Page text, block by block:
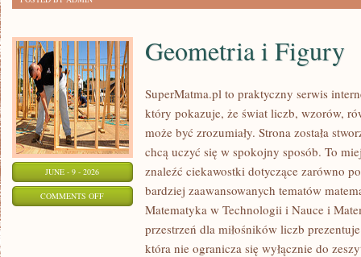
JUNE - 9 - 2026
COMMENTS OFFON
GEOMETRIA
Geometria i Figury
SuperMatma.pl to praktyczny serwis
który pokazuje, że świat liczb, wzorów,
może być zrozumiały. Strona została
chcą uczyć się w spokojny sposób. To
znaleźć ciekawostki dotyczące zarówno
bardziej zaawansowanych tematów
Matematyka w Technologii i Nauce i
przestrzeń dla miłośników liczb
która nie ogranicza się wyłącznie do